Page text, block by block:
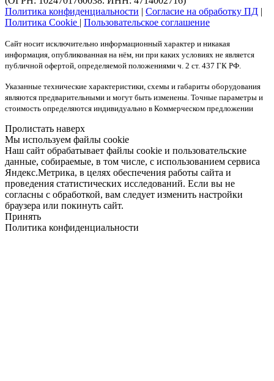
Политика конфиденциальности | Согласие на обработку ПД |
Политика Cookie | Пользовательское соглашение
Сайт носит исключительно информационный характер и никакая
информация, опубликованная на нём, ни при каких условиях не является
публичной офертой, определяемой положениями ч. 2 ст. 437 ГК РФ.
Указанные технические характеристики, схемы и габариты оборудования
являются предварительными и могут быть изменены. Точные параметры и
стоимость определяются индивидуально в Коммерческом предложении
Пролистать наверх
Мы используем файлы cookie
Наш сайт обрабатывает файлы cookie и пользовательские
данные, собираемые, в том числе, с использованием сервиса
Яндекс.Метрика, в целях обеспечения работы сайта и
проведения статистических исследований. Если вы не
согласны с обработкой, вам следует изменить настройки
браузера или покинуть сайт.
Принять
Политика конфиденциальности